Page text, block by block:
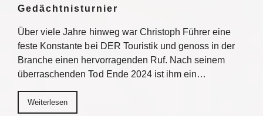
Gedächtnisturnier
Über viele Jahre hinweg war Christoph Führer eine
feste Konstante bei DER Touristik und genoss in der
Branche einen hervorragenden Ruf. Nach seinem
überraschenden Tod Ende 2024 ist ihm ein…
Weiterlesen